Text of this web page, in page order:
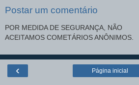
Postar um comentário
POR MEDIDA DE SEGURANÇA, NÃO
ACEITAMOS COMETÁRIOS ANÔNIMOS.
‹ Página inicial